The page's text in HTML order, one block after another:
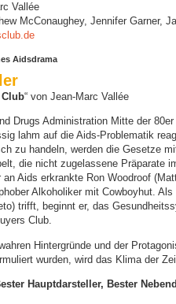
Vallée
McConaughey, Jennifer Garner,
Aidsdrama
Club“ von Jean-Marc Vallée
Drugs Administration Mitte der
lahm auf die Aids-Problematik
zu handeln, werden die Gesetze
die nicht zugelassene Präparate
an Aids erkrankte Ron Woodroof
Alkoholiker mit Cowboyhut.
trifft, beginnt er, das
Club.
Hintergründe und der
wurden, wird das Klima der
Hauptdarsteller, Bester